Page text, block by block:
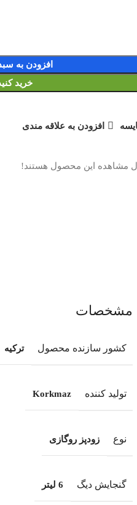
افزودن به
خرید
افزودن به علاقه مندی
مشاهده این محصول هستند!
مشخصات
کشور سازنده محصول ترکیه
تولید کننده Korkmaz
نوع زودپز روگازی
گنجایش دیگ 6 لیتر